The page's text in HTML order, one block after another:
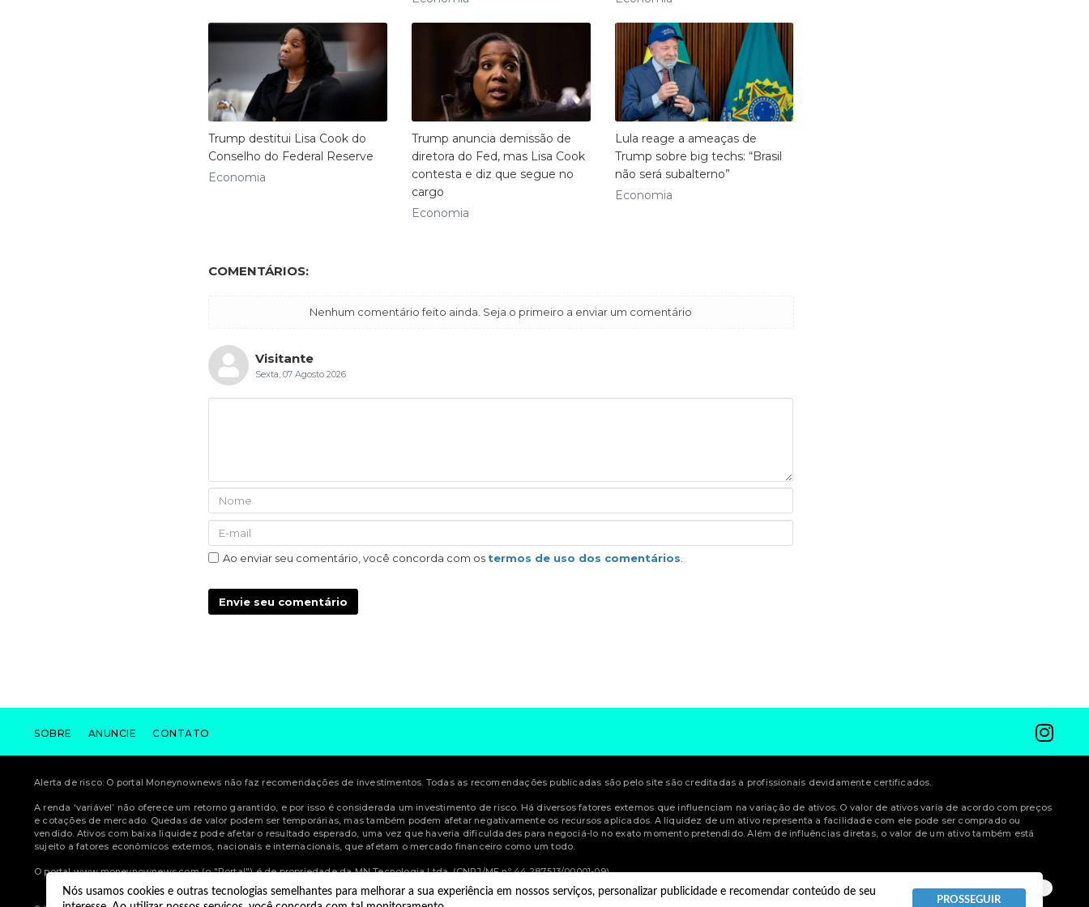
Nós usamos cookies e outras tecnologias semelhantes para melhorar a sua experiência em nossos serviços, personalizar publicidade e recomendar conteúdo de seu
PROSSEGUIR
Trump destitui Lisa Cook do
Conselho do Federal Reserve
Economia
Trump anuncia demissão de
diretora do Fed, mas Lisa Cook
contesta e diz que segue no
cargo
Economia
Lula reage a ameaças de
Trump sobre big techs: “Brasil
não será subalterno”
Economia
COMENTÁRIOS:
Nenhum comentário feito ainda. Seja o primeiro a enviar um comentário
Visitante
Sexta, 07 Agosto 2026
Ao enviar seu comentário, você concorda com os termos de uso dos comentários
Envie seu comentário
SOBRE ANUNCIE CONTATO
Alerta de risco: O portal Moneynownews não faz recomendações de investimentos. Todas as recomendações publicadas são pelo site são creditadas a profissionais devidamente certificados.
A renda ‘variável’ não oferece um retorno garantido, e por isso é considerada um investimento de risco. Há diversos fatores externos que influenciam na variação de ativos. O valor de ativos varia de acordo com preços
e cotações de mercado. Quedas de valor podem ser temporárias, mas também podem afetar negativamente os recursos aplicados. A liquidez de um ativo representa a facilidade com ele pode ser comprado ou
vendido. Ativos com baixa liquidez pode afetar o resultado esperado, uma vez que haveria dificuldades para negociá-lo no exato momento pretendido. Além de influências diretas, o valor de um ativo também está
sujeito a fatores econômicos externos, nacionais e internacionais, que afetam o mercado financeiro como um todo.
O portal www.moneynownews.com (o "Portal") é de propriedade da MN Tecnologia Ltda. (CNPJ/MF nº 44.287.513/00001-09)